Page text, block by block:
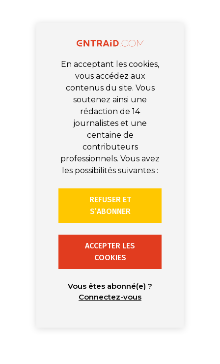
En acceptant les cookies,
vous accédez aux
contenus du site. Vous
soutenez ainsi une
rédaction de 14
journalistes et une
centaine de
contributeurs
professionnels. Vous avez
les possibilités suivantes :
REFUSER ET
S’ABONNER
ACCEPTER LES
COOKIES
Vous êtes abonné(e) ?
Connectez-vous